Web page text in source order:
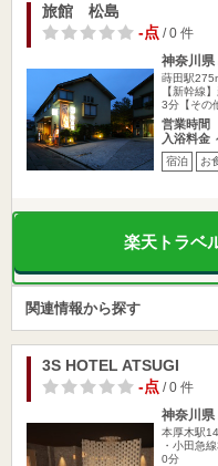
旅館 松島
-点/ 0 件
神奈川県
蒔田駅
【新幹線
3分【その
営業時間
入浴料金
宿泊 お
楽天トラベ
関連情報から探す
3S HOTEL ATSUGI
-点/ 0 件
神奈川県
本厚木駅
・小田急
0分